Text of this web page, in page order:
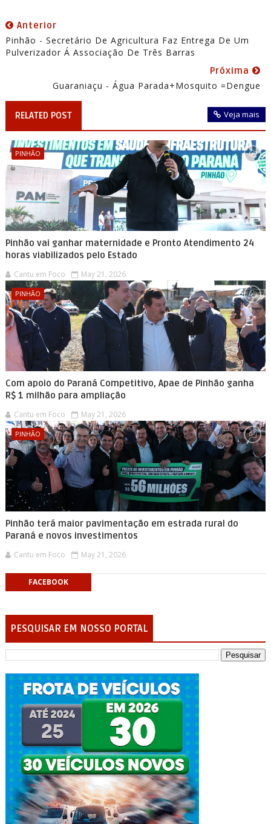
Anterior
Pinhão - Secretário De Agricultura Faz Entrega De Um
Pulverizador Á Associação De Três Barras
Próxima
Guaraniaçu - Água Parada+Mosquito =Dengue
RELATED POST Veja mais
PINHÃO
Pinhão vai ganhar maternidade e Pronto Atendimento 24
horas viabilizados pelo Estado
Cantu em Foco May 21, 2026
PINHÃO
Com apoio do Paraná Competitivo, Apae de Pinhão ganha
R$ 1 milhão para ampliação
Cantu em Foco May 21, 2026
PINHÃO
Pinhão terá maior pavimentação em estrada rural do
Paraná e novos investimentos
Cantu em Foco May 21, 2026
FACEBOOK
PESQUISAR EM NOSSO PORTAL